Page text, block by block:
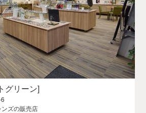
グリーン]
ズの販売店